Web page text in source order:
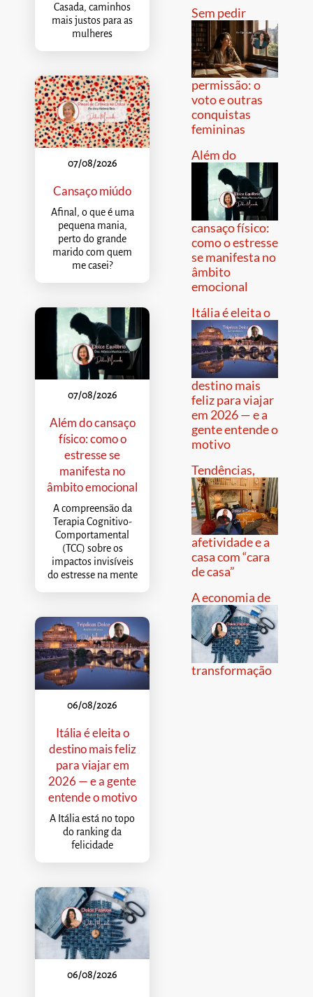
Casada, caminhos
mais justos para as
mulheres
07/08/2026
Cansaço miúdo
Afinal, o que é uma
pequena mania,
perto do grande
marido com quem
me casei?
07/08/2026
Além do cansaço
físico: como o
estresse se
manifesta no
âmbito emocional
A compreensão da
Terapia Cognitivo-
Comportamental
(TCC) sobre os
impactos invisíveis
do estresse na mente
06/08/2026
Itália é eleita o
destino mais feliz
para viajar em
2026 — e a gente
entende o motivo
A Itália está no topo
do ranking da
felicidade
06/08/2026
Sem pedir
permissão: o
voto e outras
conquistas
femininas
Além do
cansaço físico:
como o estresse
se manifesta no
âmbito
emocional
Itália é eleita o
destino mais
feliz para viajar
em 2026 — e a
gente entende o
motivo
Tendências,
afetividade e a
casa com “cara
de casa”
A economia de
transformação